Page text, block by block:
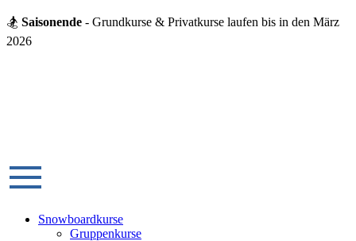
🏂 Saisonende - Grundkurse & Privatkurse laufen bis in den März
2026
Snowboardkurse
Gruppenkurse